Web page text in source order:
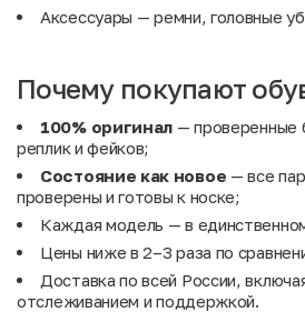
Аксессуары — ремни, головные
Почему покупают
100% оригинал — проверенные
реплик и фейков;
Состояние как новое — все
проверены и готовы к носке;
Каждая модель — в
Цены ниже в 2–3 раза по
Доставка по всей России,
отслеживанием и поддержкой.